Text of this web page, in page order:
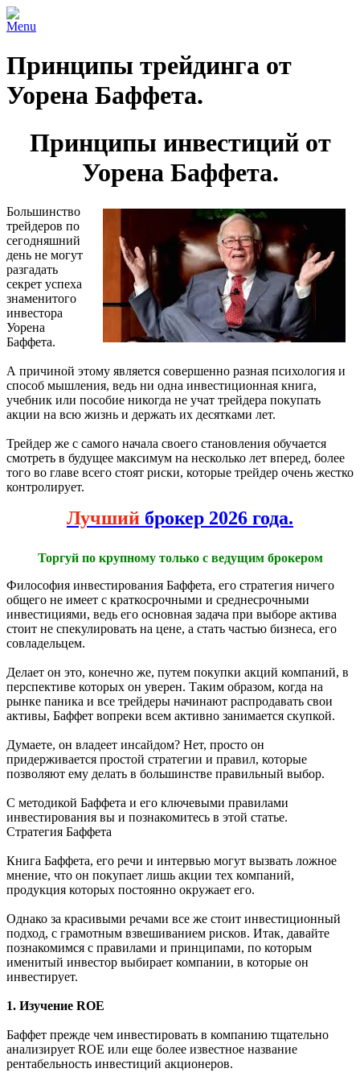
Menu
Принципы трейдинга от
Уорена Баффета.
Принципы инвестиций от
Уорена Баффета.
Большинство
трейдеров по
сегодняшний
день не могут
разгадать
секрет успеха
знаменитого
инвестора
Уорена
Баффета.
А причиной этому является совершенно разная психология и
способ мышления, ведь ни одна инвестиционная книга,
учебник или пособие никогда не учат трейдера покупать
акции на всю жизнь и держать их десятками лет.
Трейдер же с самого начала своего становления обучается
смотреть в будущее максимум на несколько лет вперед, более
того во главе всего стоят риски, которые трейдер очень жестко
контролирует.
Лучший брокер 2026 года.
Торгуй по крупному только с ведущим брокером
Философия инвестирования Баффета, его стратегия ничего
общего не имеет с краткосрочными и среднесрочными
инвестициями, ведь его основная задача при выборе актива
стоит не спекулировать на цене, а стать частью бизнеса, его
совладельцем.
Делает он это, конечно же, путем покупки акций компаний, в
перспективе которых он уверен. Таким образом, когда на
рынке паника и все трейдеры начинают распродавать свои
активы, Баффет вопреки всем активно занимается скупкой.
Думаете, он владеет инсайдом? Нет, просто он
придерживается простой стратегии и правил, которые
позволяют ему делать в большинстве правильный выбор.
С методикой Баффета и его ключевыми правилами
инвестирования вы и познакомитесь в этой статье.
Стратегия Баффета
Книга Баффета, его речи и интервью могут вызвать ложное
мнение, что он покупает лишь акции тех компаний,
продукция которых постоянно окружает его.
Однако за красивыми речами все же стоит инвестиционный
подход, с грамотным взвешиванием рисков. Итак, давайте
познакомимся с правилами и принципами, по которым
именитый инвестор выбирает компании, в которые он
инвестирует.
1. Изучение ROE
Баффет прежде чем инвестировать в компанию тщательно
анализирует ROE или еще более известное название
рентабельность инвестиций акционеров.